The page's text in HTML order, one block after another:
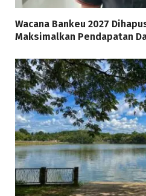
Wacana Bankeu 2027
Maksimalkan Pendapatan